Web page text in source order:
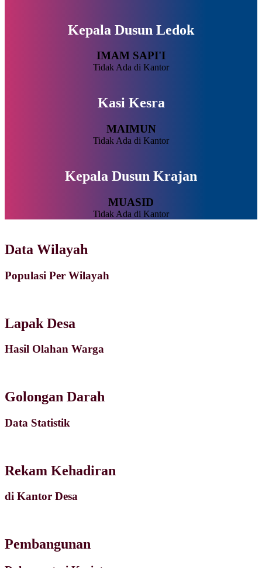
Kepala Dusun Ledok
IMAM SAPI'I
Tidak Ada di Kantor
Kasi Kesra
MAIMUN
Tidak Ada di Kantor
Kepala Dusun Krajan
MUASID
Tidak Ada di Kantor
Data Wilayah
Populasi Per Wilayah
Lapak Desa
Hasil Olahan Warga
Golongan Darah
Data Statistik
Rekam Kehadiran
di Kantor Desa
Pembangunan